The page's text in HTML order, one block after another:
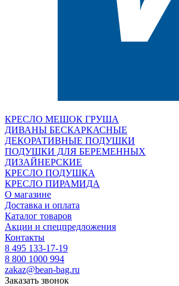
КРЕСЛО МЕШОК ГРУША
ДИВАНЫ БЕСКАРКАСНЫЕ
ДЕКОРАТИВНЫЕ ПОДУШКИ
ПОДУШКИ ДЛЯ БЕРЕМЕННЫХ
ДИЗАЙНЕРСКИЕ
КРЕСЛО ПОДУШКА
КРЕСЛО ПИРАМИДА
О магазине
Доставка и оплата
Каталог товаров
Акции и спецпредложения
Контакты
8 495 133-17-19
8 800 1000 994
zakaz@bean-bag.ru
Заказать звонок